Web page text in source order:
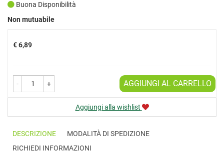
Buona Disponibilità
Non mutuabile
Prezzo
€ 6,89
- + AGGIUNGI AL CARRELLO
Aggiungi alla wishlist
DESCRIZIONE
MODALITÀ DI SPEDIZIONE
RICHIEDI INFORMAZIONI